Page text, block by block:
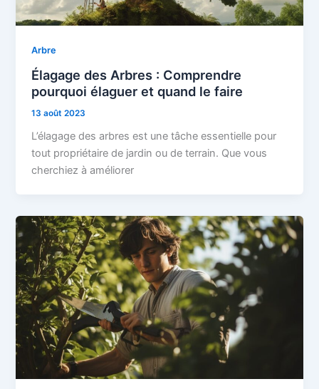
Arbre
Élagage des Arbres : Comprendre
pourquoi élaguer et quand le faire
13 août 2023
L’élagage des arbres est une tâche essentielle pour
tout propriétaire de jardin ou de terrain. Que vous
cherchiez à améliorer